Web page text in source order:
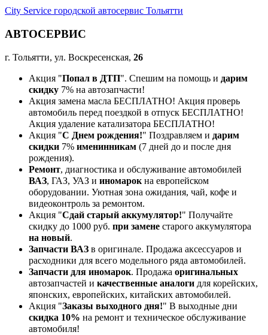
City Service городской автосервис Тольятти
АВТОСЕРВИС
г. Тольятти, ул. Воскресенская, 26
Акция "Попал в ДТП". Спешим на помощь и дарим
скидку 7% на автозапчасти!
Акция замена масла БЕСПЛАТНО! Акция проверь
автомобиль перед поездкой в отпуск БЕСПЛАТНО!
Акция удаление катализатора БЕСПЛАТНО!
Акция "С Днем рождения!" Поздравляем и дарим
скидки 7% именинникам (7 дней до и после дня
рождения).
Ремонт, диагностика и обслуживание автомобилей
ВАЗ, ГАЗ, УАЗ и иномарокна европейском
оборудовании. Уютная зона ожидания, чай, кофе и
видеоконтроль за ремонтом.
Акция "Сдай старый аккумулятор!" Получайте
скидку до 1000 руб. при замене старого аккумулятора
на новый.
Запчасти ВАЗ в оригинале. Продажа аксессуаров и
расходники для всего модельного ряда автомобилей.
Запчасти для иномарок. Продажа оригинальных
автозапчастей и качественные аналоги для корейских,
японских, европейских, китайских автомобилей.
Акция "Заказы выходного дня!" В выходные дни
скидка 10% на ремонт и техническое обслуживание
автомобиля!